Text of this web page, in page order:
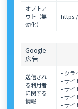
オプトア
ウト（無
効化）
Google
広告
送信され
る利用者
に関する
情報
• クラ
• サイ
• サイ
• サイ
• サイ